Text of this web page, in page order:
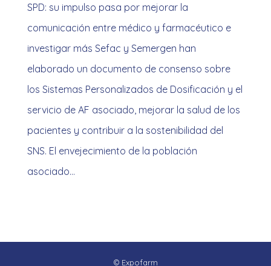
SPD: su impulso pasa por mejorar la
comunicación entre médico y farmacéutico e
investigar más Sefac y Semergen han
elaborado un documento de consenso sobre
los Sistemas Personalizados de Dosificación y el
servicio de AF asociado, mejorar la salud de los
pacientes y contribuir a la sostenibilidad del
SNS. El envejecimiento de la población
asociado…
© Expofarm